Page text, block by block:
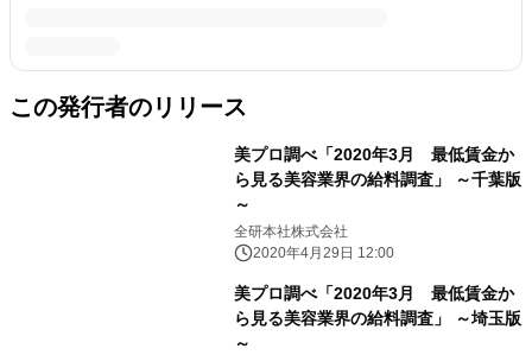
この発行者のリリース
美プロ調べ「2020年3月 最低賃金か
ら見る美容業界の給料調査」 ～千葉版
～
全研本社株式会社
2020年4月29日 12:00
美プロ調べ「2020年3月 最低賃金か
ら見る美容業界の給料調査」 ～埼玉版
～